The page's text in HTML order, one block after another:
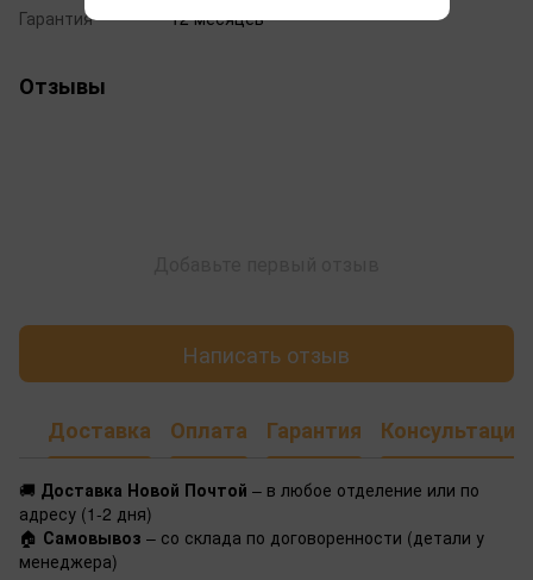
Гарантия
12 месяцев
Отзывы
Написать отзыв
Доставка Оплата Гарантия Консультация
🚚 Доставка Новой Почтой – в любое отделение или по
адресу (1-2 дня)
🏠 Самовывоз – со склада по договоренности (детали у
менеджера)